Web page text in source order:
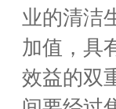
业的清洁
加值，具
效益的双